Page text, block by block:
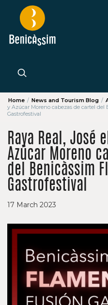
Home / News and Tourism Blog /
y Azúcar Moreno cabezas de cartel
Gastrofestival
Raya Real, José
Azúcar Moreno
del Benicàssim
Gastrofestival
17 March 2023